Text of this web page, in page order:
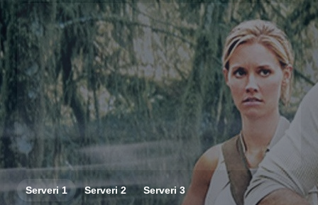
Serveri1 Serveri2 Serveri3